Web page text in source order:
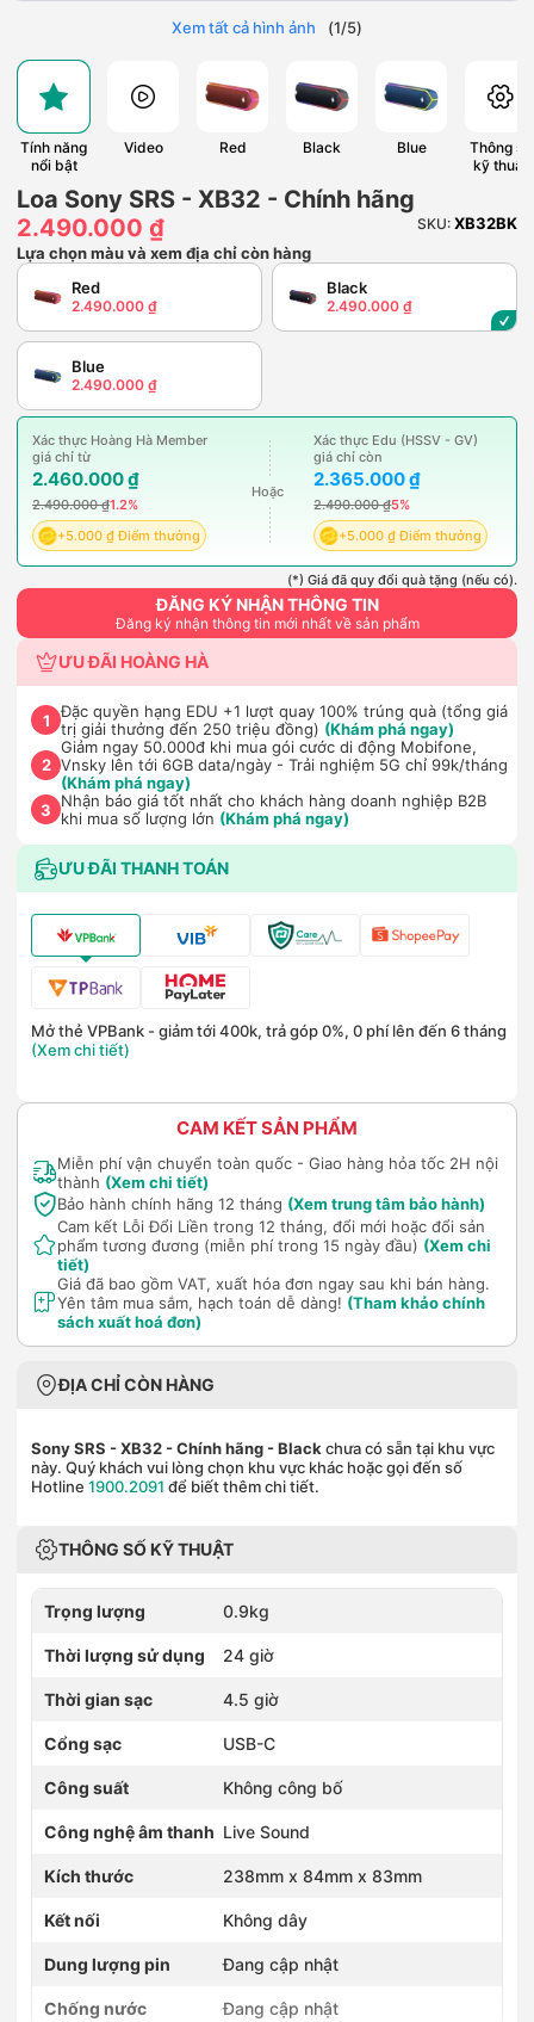
Xem tất cả hình ảnh (1/5)
Tính năng
nổi bật
Video Red Black Blue
Thông số
kỹ thuật
Loa Sony SRS - XB32 - Chính hãng
2.490.000 ₫
SKU: XB32BK
Lựa chọn màu và xem địa chỉ còn hàng
Red
2.490.000 ₫
Black
2.490.000 ₫
Blue
2.490.000 ₫
Xác thực Hoàng Hà Member
giá chỉ từ
2.460.000 ₫
2.490.000 ₫1.2%
+5.000 ₫ Điểm thưởng
Hoặc
Xác thực Edu (HSSV - GV)
giá chỉ còn
2.365.000 ₫
2.490.000 ₫5%
+5.000 ₫ Điểm thưởng
(*) Giá đã quy đổi quà tặng (nếu có).
ĐĂNG KÝ NHẬN THÔNG TIN
Đăng ký nhận thông tin mới nhất về sản phẩm
ƯU ĐÃI HOÀNG HÀ
1
Đặc quyền hạng EDU +1 lượt quay 100% trúng quà (tổng giá
trị giải thưởng đến 250 triệu đồng) (Khám phá ngay)
2
Giảm ngay 50.000đ khi mua gói cước di động Mobifone,
Vnsky lên tới 6GB data/ngày - Trải nghiệm 5G chỉ 99k/tháng
(Khám phá ngay)
3
Nhận báo giá tốt nhất cho khách hàng doanh nghiệp B2B
khi mua số lượng lớn (Khám phá ngay)
ƯU ĐÃI THANH TOÁN
Mở thẻ VPBank - giảm tới 400k, trả góp 0%, 0 phí lên đến 6 tháng
(Xem chi tiết)
CAM KẾT SẢN PHẨM
Miễn phí vận chuyển toàn quốc - Giao hàng hỏa tốc 2H nội
thành (Xem chi tiết)
Bảo hành chính hãng 12 tháng (Xem trung tâm bảo hành)
Cam kết Lỗi Đổi Liền trong 12 tháng, đổi mới hoặc đổi sản
phẩm tương đương (miễn phí trong 15 ngày đầu) (Xem chi
tiết)
Giá đã bao gồm VAT, xuất hóa đơn ngay sau khi bán hàng.
Yên tâm mua sắm, hạch toán dễ dàng! (Tham khảo chính
sách xuất hoá đơn)
ĐỊA CHỈ CÒN HÀNG
Sony SRS - XB32 - Chính hãng - Black chưa có sẵn tại khu vực
này. Quý khách vui lòng chọn khu vực khác hoặc gọi đến số
Hotline 1900.2091 để biết thêm chi tiết.
THÔNG SỐ KỸ THUẬT
Trọng lượng 0.9kg
Thời lượng sử dụng 24 giờ
Thời gian sạc 4.5 giờ
Cổng sạc USB-C
Công suất Không công bố
Công nghệ âm thanh Live Sound
Kích thước 238mm x 84mm x 83mm
Kết nối Không dây
Dung lượng pin Đang cập nhật
Chống nước Đang cập nhật